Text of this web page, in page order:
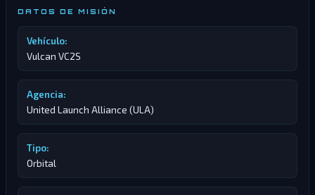
DATOS DE MISIÓN
Vehículo:
Vulcan VC2S
Agencia:
United Launch Alliance (ULA)
Tipo:
Orbital